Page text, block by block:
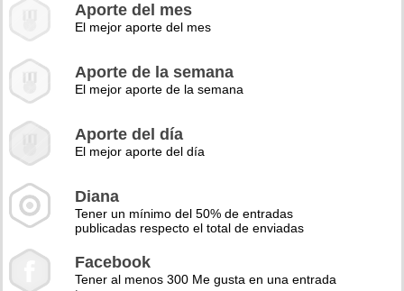
Aporte del mes
El mejor aporte del mes
Aporte de la semana
El mejor aporte de la semana
Aporte del día
El mejor aporte del día
Diana
Tener un mínimo del 50% de entradas
publicadas respecto el total de enviadas
Facebook
Tener al menos 300 Me gusta en una entrada